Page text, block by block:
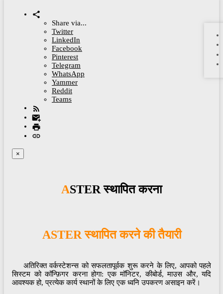
Share via...
Twitter
LinkedIn
Facebook
Pinterest
Telegram
WhatsApp
Yammer
Reddit
Teams
×
ASTER स्थापित करना
ASTER स्थापित करने की तैयारी
अतिरिक्त वर्कस्टेशन्स को सफलतापूर्वक शुरू करने के लिए, आपको पहले
सिस्टम को कॉन्फ़िगर करना होगा: एक मॉनिटर, कीबोर्ड, माउस और, यदि
आवश्यक हो, प्रत्येक कार्य स्थानों के लिए एक ध्वनि उपकरण असाइन करें।